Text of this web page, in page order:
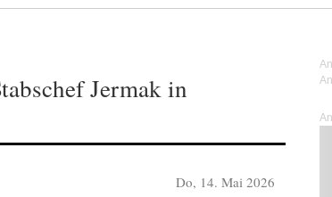
Jermak in
Do, 14. Mai 2026